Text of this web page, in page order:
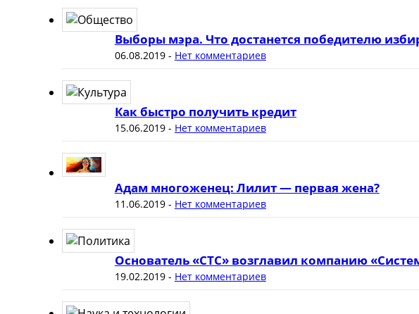
Выборы мэра. Что достанется победителю
06.08.2019- Нет комментариев
Как быстро получить кредит
15.06.2019- Нет комментариев
Адам многоженец: Лилит — первая жена?
11.06.2019- Нет комментариев
Основатель «СТС» возглавил компанию
19.02.2019- Нет комментариев